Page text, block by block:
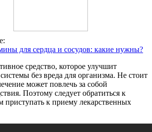
для сердца и сосудов: какие нужны?
средство, которое улучшит
без вреда для организма. Не стоит
может повлечь за собой
Поэтому следует обратиться к
приступать к приему лекарственных